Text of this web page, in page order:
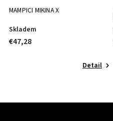
MAMPICI MIKINA X
Skladem
€47,28
Detail